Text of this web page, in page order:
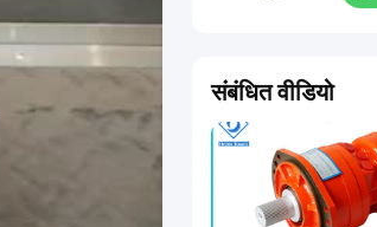
संबंधित वीडियो